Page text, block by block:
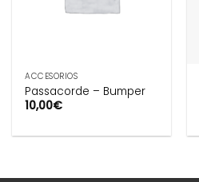
ACCESORIOS
Passacorde – Bumper
10,00€